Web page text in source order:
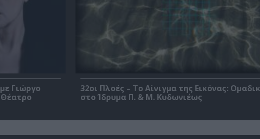
Γιώργο
32οι Πλοές – Το Αίνιγμα της Εικόνας:
στο Ίδρυμα Π. & Μ. Κυδωνιέως